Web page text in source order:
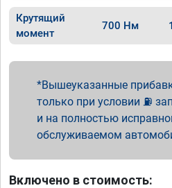
Крутящий
момент
700 Нм
Вышеуказанные
только при условии ⛽
и на полностью
обслуживаемом
Включено в стоимость: